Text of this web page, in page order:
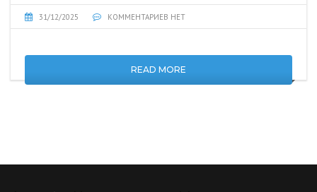
31/12/2025 КОММЕНТАРИЕВ НЕТ
READ MORE